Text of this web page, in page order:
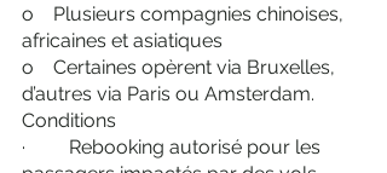
o    Plusieurs compagnies chinoises,
africaines et asiatiques
o    Certaines opèrent via Bruxelles,
d’autres via Paris ou Amsterdam.
Conditions
·         Rebooking autorisé pour les